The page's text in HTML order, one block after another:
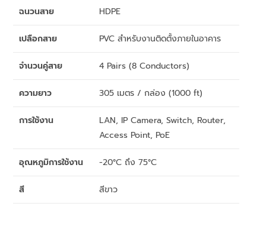
ฉนวนสาย HDPE
เปลือกสาย PVC สำหรับงานติดตั้งภายในอาคาร
จำนวนคู่สาย 4 Pairs (8 Conductors)
ความยาว 305 เมตร / กล่อง (1000 ft)
การใช้งาน
LAN, IP Camera, Switch, Router,
Access Point, PoE
อุณหภูมิการใช้งาน -20°C ถึง 75°C
สี สีขาว